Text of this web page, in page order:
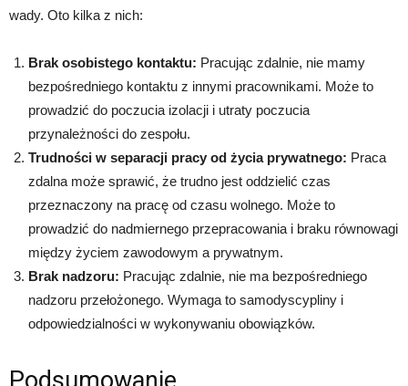
wady. Oto kilka z nich:
Brak osobistego kontaktu: Pracując zdalnie, nie mamy
bezpośredniego kontaktu z innymi pracownikami. Może to
prowadzić do poczucia izolacji i utraty poczucia
przynależności do zespołu.
Trudności w separacji pracy od życia prywatnego: Praca
zdalna może sprawić, że trudno jest oddzielić czas
przeznaczony na pracę od czasu wolnego. Może to
prowadzić do nadmiernego przepracowania i braku równowagi
między życiem zawodowym a prywatnym.
Brak nadzoru: Pracując zdalnie, nie ma bezpośredniego
nadzoru przełożonego. Wymaga to samodyscypliny i
odpowiedzialności w wykonywaniu obowiązków.